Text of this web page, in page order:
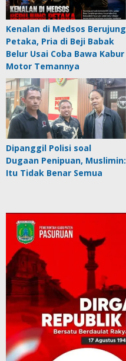
Kenalan di Medsos Berujung
Petaka, Pria di Beji Babak
Belur Usai Coba Bawa Kabur
Motor Temannya
Dipanggil Polisi soal
Dugaan Penipuan, Muslimin:
Itu Tidak Benar Semua